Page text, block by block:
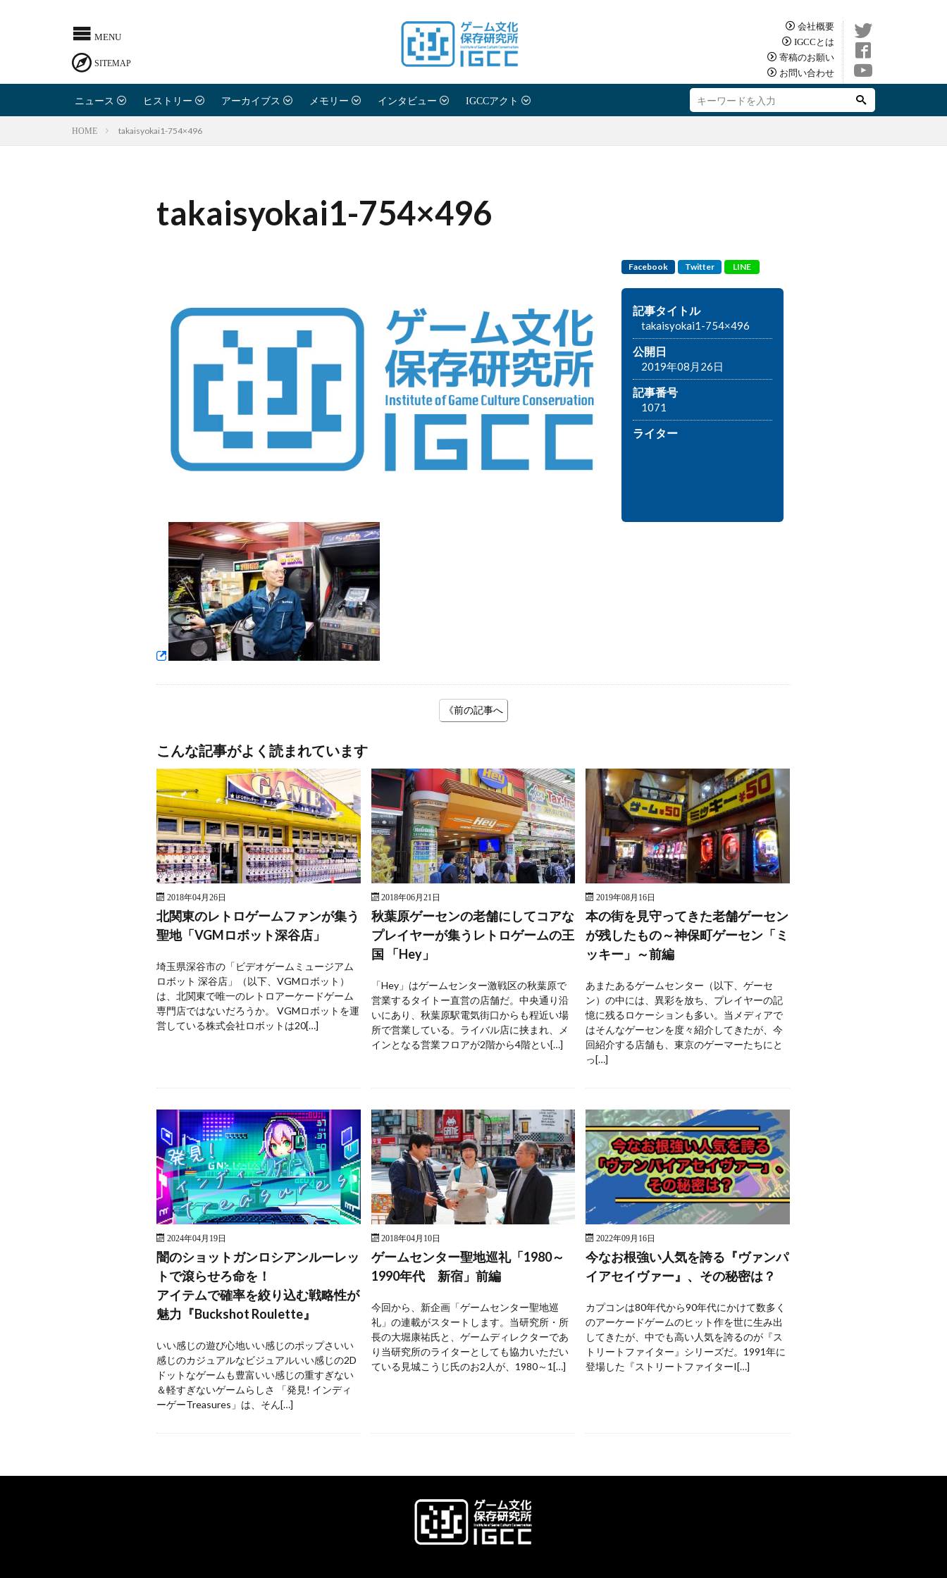
会社概要
IGCCとは
寄稿のお願い
お問い合わせ
ニュース ヒストリー アーカイブス メモリー インタビュー IGCCアクト
HOME takaisyokai1-754×496
takaisyokai1-754×496
Facebook Twitter LINE
記事タイトル
takaisyokai1-754×496
公開日
2019年08月26日
記事番号
1071
ライター
《前の記事へ
こんな記事がよく読まれています
2018年04月26日
北関東のレトロゲームファンが集う
聖地「VGMロボット深谷店」
埼玉県深谷市の「ビデオゲームミュージアム
ロボット 深谷店」（以下、VGMロボット）
は、北関東で唯一のレトロアーケードゲーム
専門店ではないだろうか。 VGMロボットを運
営している株式会社ロボットは20[…]
2018年06月21日
秋葉原ゲーセンの老舗にしてコアな
プレイヤーが集うレトロゲームの王
国 「Hey」
「Hey」はゲームセンター激戦区の秋葉原で
営業するタイトー直営の店舗だ。中央通り沿
いにあり、秋葉原駅電気街口からも程近い場
所で営業している。ライバル店に挟まれ、メ
インとなる営業フロアが2階から4階とい[…]
2019年08月16日
本の街を見守ってきた老舗ゲーセン
が残したもの～神保町ゲーセン「ミ
ッキー」～前編
あまたあるゲームセンター（以下、ゲーセ
ン）の中には、異彩を放ち、プレイヤーの記
憶に残るロケーションも多い。当メディアで
はそんなゲーセンを度々紹介してきたが、今
回紹介する店舗も、東京のゲーマーたちにと
っ[…]
2024年04月19日
闇のショットガンロシアンルーレッ
トで滾らせろ命を！
アイテムで確率を絞り込む戦略性が
魅力『Buckshot Roulette』
いい感じの遊び心地いい感じのポップさいい
感じのカジュアルなビジュアルいい感じの2D
ドットなゲームも豊富いい感じの重すぎない
＆軽すぎないゲームらしさ 「発見! インディ
ーゲーTreasures」は、そん[…]
2018年04月10日
ゲームセンター聖地巡礼「1980～
1990年代 新宿」前編
今回から、新企画「ゲームセンター聖地巡
礼」の連載がスタートします。当研究所・所
長の大堀康祐氏と、ゲームディレクターであ
り当研究所のライターとしても協力いただい
ている見城こうじ氏のお2人が、1980～1[…]
2022年09月16日
今なお根強い人気を誇る『ヴァンパ
イアセイヴァー』、その秘密は？
カプコンは80年代から90年代にかけて数多く
のアーケードゲームのヒット作を世に生み出
してきたが、中でも高い人気を誇るのが『ス
トリートファイター』シリーズだ。1991年に
登場した『ストリートファイターI[…]